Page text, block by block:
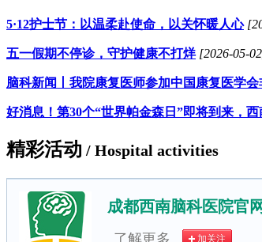
5·12护士节：以温柔赴使命，以关怀暖人心
五一假期不停诊，守护健康不打烊 [2026-05-
脑科新闻丨我院康复医师参加中国康复医学
好消息！第30个“世界帕金森日”即将到来，
精彩活动 / Hospital activities